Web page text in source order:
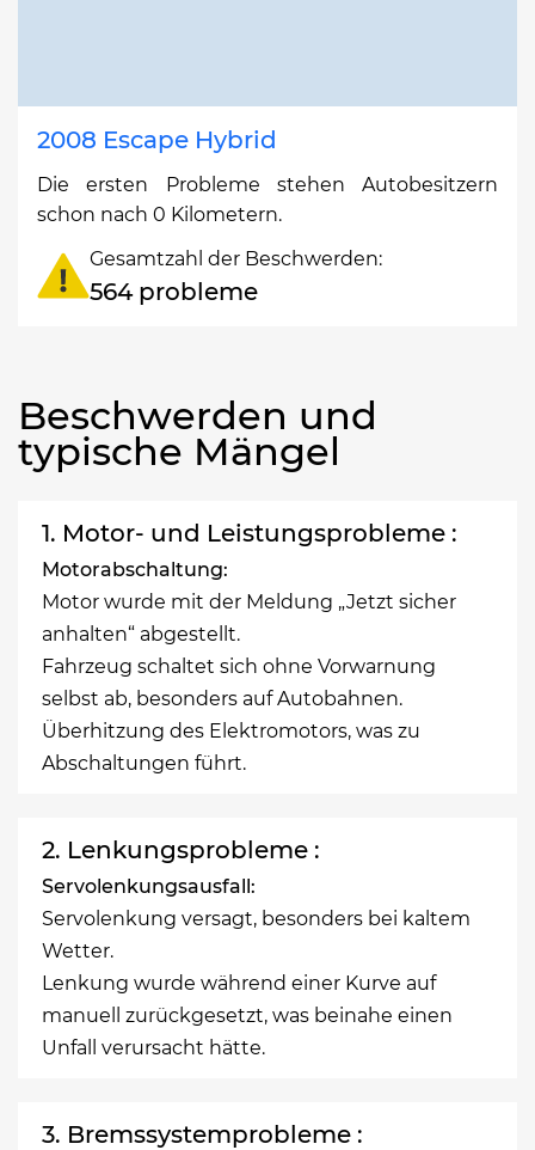
2008 Escape Hybrid
Die ersten Probleme stehen Autobesitzern
schon nach 0 Kilometern.
Gesamtzahl der Beschwerden:
564 probleme
Beschwerden und
typische Mängel
1. Motor- und Leistungsprobleme :
Motorabschaltung:
Motor wurde mit der Meldung „Jetzt sicher
anhalten“ abgestellt.
Fahrzeug schaltet sich ohne Vorwarnung
selbst ab, besonders auf Autobahnen.
Überhitzung des Elektromotors, was zu
Abschaltungen führt.
2. Lenkungsprobleme :
Servolenkungsausfall:
Servolenkung versagt, besonders bei kaltem
Wetter.
Lenkung wurde während einer Kurve auf
manuell zurückgesetzt, was beinahe einen
Unfall verursacht hätte.
3. Bremssystemprobleme :